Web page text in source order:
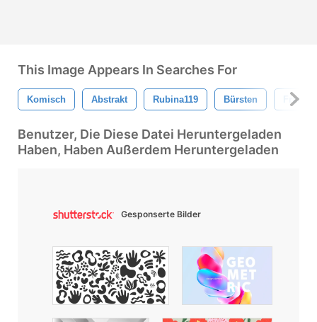
This Image Appears In Searches For
Komisch Abstrakt Rubina119 Bürsten Fraktal
Benutzer, Die Diese Datei Heruntergeladen
Haben, Haben Außerdem Heruntergeladen
Gesponserte Bilder